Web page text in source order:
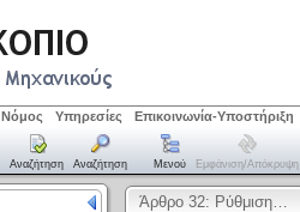
Νόμος Υπηρεσίες Επικοινωνία-Υποστήριξη
Αναζήτηση Αναζήτηση Μενού Εμφάνιση/απόκρυψη
Άρθρο 32: Ρύθμιση…